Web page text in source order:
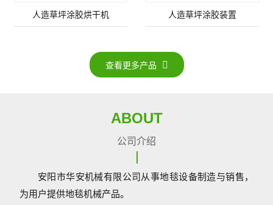
人造草坪涂胶烘干机 人造草坪涂胶装置
查看更多产品
ABOUT
公司介绍
安阳市华安机械有限公司从事地毯设备制造与销售，
为用户提供地毯机械产品。